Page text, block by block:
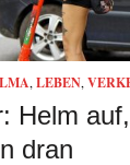
, LEBEN,
Helm auf,
dran